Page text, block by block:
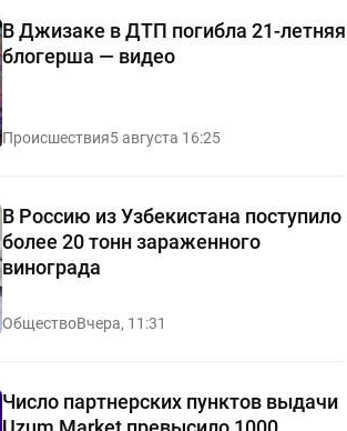
В Джизаке в ДТП погибла 21-летняя
блогерша — видео
Происшествия5 августа 16:25
В Россию из Узбекистана поступило
более 20 тонн зараженного
винограда
ОбществоВчера, 11:31
Число партнерских пунктов выдачи